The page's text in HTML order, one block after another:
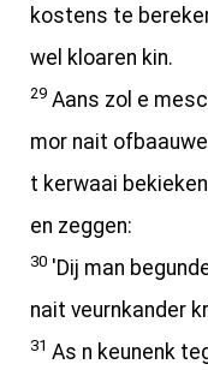
kostens te
wel kloaren kin.
29 Aans zol e
mor nait
t kerwaai
en zeggen:
30 'Dij man
nait veurnkander
31 As n keunenk